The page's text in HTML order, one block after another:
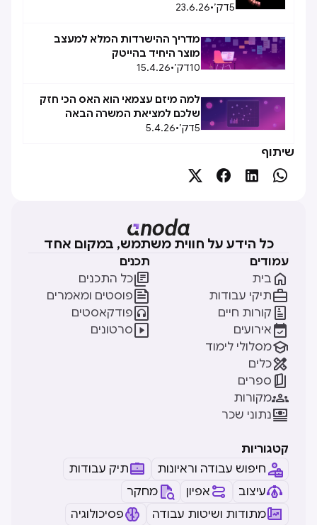
5דק׳•
23.6.26
מדריך ההישרדות המלא למעצב
מוצר היחיד בהייטק
10דק׳•
15.4.26
למה מיזם עצמאי הוא האס הכי חזק
שלכם למציאת המשרה הבאה
5דק׳•
5.4.26
שיתוף




כל הידע על חווית משתמש, במקום אחד
עמודים
בית 
תיקי עבודות
קורות חיים 
אירועים 
מסלולי לימוד
כלים
ספרים 
מקורות
נתוני שכר
תכנים
כל התכנים
פוסטים ומאמרים
פודקאסטים
סרטונים
קטגוריות
חיפוש עבודה וראיונות
תיק עבודות
עיצוב
אפיון
מחקר
מתודות ושיטות עבודה
פסיכולוגיה